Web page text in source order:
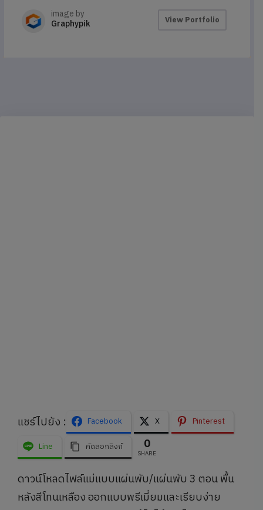
image by
Graphypik View Portfolio
แชร์ไปยัง : Facebook X
Pinterest
Line
คัดลอกลิงก์ 0
SHARE
ดาวน์โหลดไฟล์แม่แบบแผ่นพับ/แผ่นพับ 3 ตอน พื้น
หลังสีโทนเหลือง ออกแบบพรีเมี่ยมและเรียบง่าย